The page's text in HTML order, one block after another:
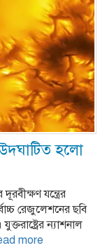
উদ্ঘাটিত হলো
যন্ত্রের
রেজুলেশনের ছবি
ন্যাশনাল
more